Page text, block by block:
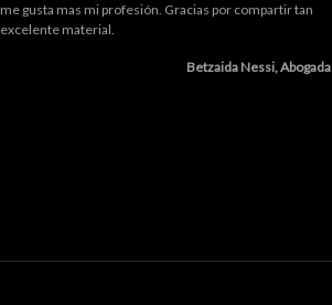
me gusta mas mi profesión. Gracias por compartir tan
excelente material.
Betzaida Nessi, Abogada